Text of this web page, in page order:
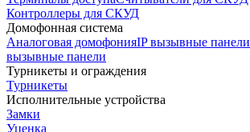
Контроллеры для СКУД
Домофонная система
Аналоговая домофонияIP вызывные панели
вызывные панели
Турникеты и ограждения
Турникеты
Исполнительные устройства
Замки
Уценка